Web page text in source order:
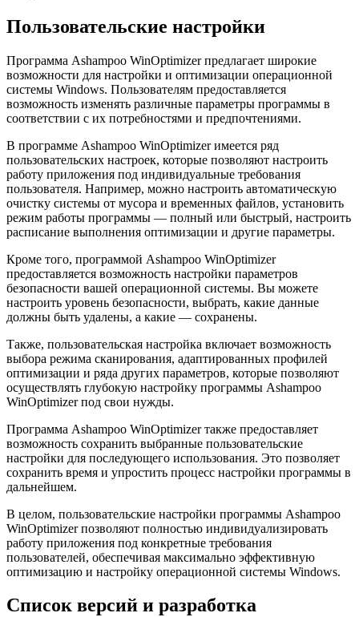
Пользовательские настройки
Программа Ashampoo WinOptimizer предлагает широкие
возможности для настройки и оптимизации операционной
системы Windows. Пользователям предоставляется
возможность изменять различные параметры программы в
соответствии с их потребностями и предпочтениями.
В программе Ashampoo WinOptimizer имеется ряд
пользовательских настроек, которые позволяют настроить
работу приложения под индивидуальные требования
пользователя. Например, можно настроить автоматическую
очистку системы от мусора и временных файлов, установить
режим работы программы — полный или быстрый, настроить
расписание выполнения оптимизации и другие параметры.
Кроме того, программой Ashampoo WinOptimizer
предоставляется возможность настройки параметров
безопасности вашей операционной системы. Вы можете
настроить уровень безопасности, выбрать, какие данные
должны быть удалены, а какие — сохранены.
Также, пользовательская настройка включает возможность
выбора режима сканирования, адаптированных профилей
оптимизации и ряда других параметров, которые позволяют
осуществлять глубокую настройку программы Ashampoo
WinOptimizer под свои нужды.
Программа Ashampoo WinOptimizer также предоставляет
возможность сохранить выбранные пользовательские
настройки для последующего использования. Это позволяет
сохранить время и упростить процесс настройки программы в
дальнейшем.
В целом, пользовательские настройки программы Ashampoo
WinOptimizer позволяют полностью индивидуализировать
работу приложения под конкретные требования
пользователей, обеспечивая максимально эффективную
оптимизацию и настройку операционной системы Windows.
Список версий и разработка